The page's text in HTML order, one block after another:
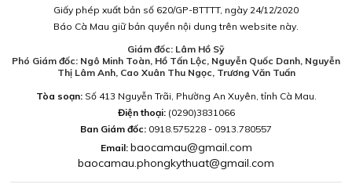
Giấy phép xuất bản số 620/GP-BTTTT, ngày 24/12/2020
Báo Cà Mau giữ bản quyền nội dung trên website này.
Giám đốc: Lâm Hồ Sỹ
Phó Giám đốc: Ngô Minh Toàn, Hồ Tấn Lộc, Nguyễn Quốc Danh, Nguyễn
Thị Lâm Anh, Cao Xuân Thu Ngọc, Trương Văn Tuấn
Tòa soạn:Số 413 Nguyễn Trãi, Phường An Xuyên, tỉnh Cà Mau.
Điện thoại: (0290)3831066
Ban Giám đốc: 0918.575228 - 0913.780557
Email: baocamau@gmail.com
baocamau.phongkythuat@gmail.com